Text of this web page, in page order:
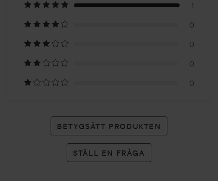
på
1
betyg
1
0
0
0
0
BETYGSÄTT PRODUKTEN
STÄLL EN FRÅGA